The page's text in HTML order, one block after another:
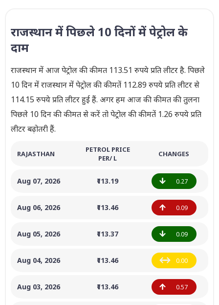
राजस्थान में पिछले 10 दिनों में पेट्रोल के
दाम
राजस्थान में आज पेट्रोल की कीमत 113.51 रुपये प्रति लीटर है. पिछले
10 दिन में राजस्थान में पेट्रोल की कीमतें 112.89 रुपये प्रति लीटर से
114.15 रुपये प्रति लीटर हुई हैं. अगर हम आज की कीमत की तुलना
पिछले 10 दिन की कीमत से करें तो पेट्रोल की कीमतें 1.26 रुपये प्रति
लीटर बढ़ोतरी हैं.
RAJASTHAN
PETROL PRICE
PER/ L
CHANGES
Aug 07, 2026 ₹113.19 0.27
Aug 06, 2026 ₹113.46 0.09
Aug 05, 2026 ₹113.37 0.09
Aug 04, 2026 ₹113.46 0.00
Aug 03, 2026 ₹113.46 0.57